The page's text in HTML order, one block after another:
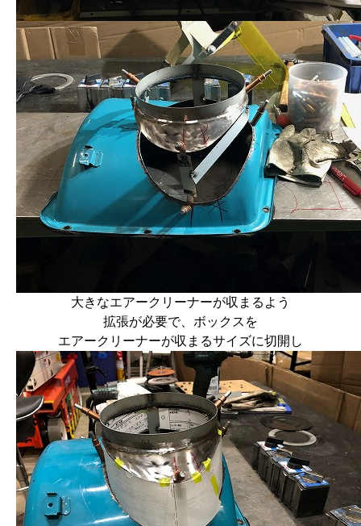
大きなエアークリーナーが収まるよう
拡張が必要で、ボックスを
エアークリーナーが収まるサイズに切開し